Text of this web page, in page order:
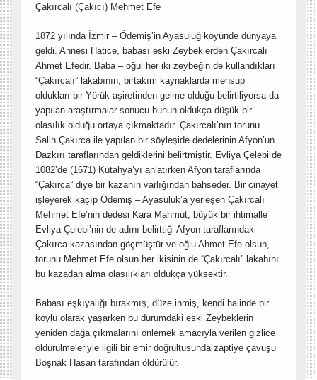
Çakırcalı (Çakıcı) Mehmet Efe
1872 yılında İzmir – Ödemiş’in Ayasuluğ köyünde dünyaya
geldi. Annesi Hatice, babası eski Zeybeklerden Çakırcalı
Ahmet Efedir. Baba – oğul her iki zeybeğin de kullandıkları
“Çakırcalı” lakabının, birtakım kaynaklarda mensup
oldukları bir Yörük aşiretinden gelme olduğu belirtiliyorsa da
yapılan araştırmalar sonucu bunun oldukça düşük bir
olasılık olduğu ortaya çıkmaktadır. Çakırcalı’nın torunu
Salih Çakırca ile yapılan bir söyleşide dedelerinin Afyon’un
Dazkırı taraflarından geldiklerini belirtmiştir. Evliya Çelebi de
1082’de (1671) Kütahya’yı anlatırken Afyon taraflarında
“Çakırca” diye bir kazanın varlığından bahseder. Bir cinayet
işleyerek kaçıp Ödemiş – Ayasuluk’a yerleşen Çakırcalı
Mehmet Efe’nin dedesi Kara Mahmut, büyük bir ihtimalle
Evliya Çelebi’nin de adını belirttiği Afyon taraflarındaki
Çakırca kazasından göçmüştür ve oğlu Ahmet Efe olsun,
torunu Mehmet Efe olsun her ikisinin de “Çakırcalı” lakabını
bu kazadan alma olasılıkları oldukça yüksektir.
Babası eşkıyalığı bırakmış, düze inmiş, kendi halinde bir
köylü olarak yaşarken bu durumdaki eski Zeybeklerin
yeniden dağa çıkmalarını önlemek amacıyla verilen gizlice
öldürülmeleriyle ilgili bir emir doğrultusunda zaptiye çavuşu
Boşnak Hasan tarafından öldürülür.